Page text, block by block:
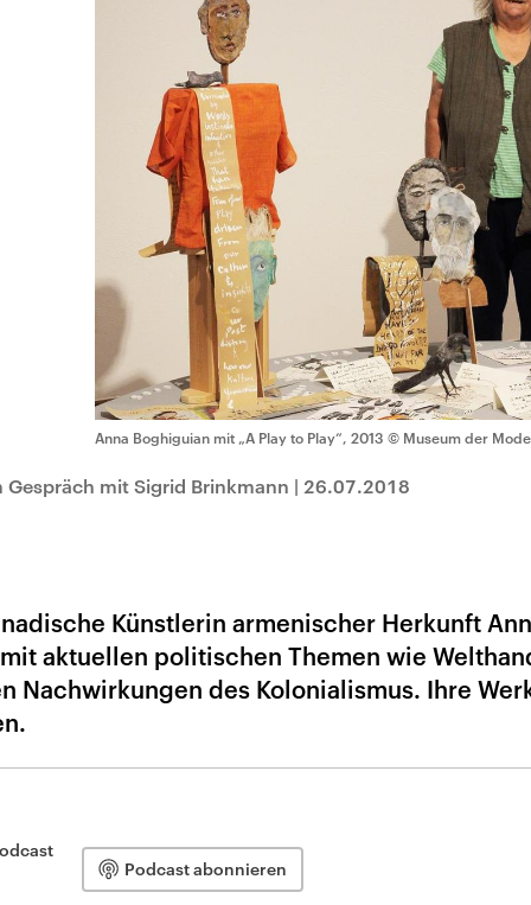
Anna Boghiguian mit „A Play to Play“, 2013 © Museum der
Gespräch mit Sigrid Brinkmann | 26.07.2018
Künstlerin armenischer Herkunft
aktuellen politischen Themen wie
Nachwirkungen des Kolonialismus. Ihre
Podcast abonnieren